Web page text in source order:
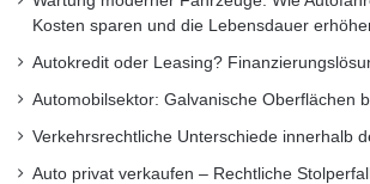
Telekommunikation, Software,
Energie, Bildung, E-Commerce
t
a
t
e
g
e
ä
t
Kosten sparen und die Lebensdauer
Autokredit oder Leasing?
Automobilsektor: Galvanische Oberflächen
Verkehrsrechtliche Unterschiede innerhalb
Auto privat verkaufen – Rechtliche